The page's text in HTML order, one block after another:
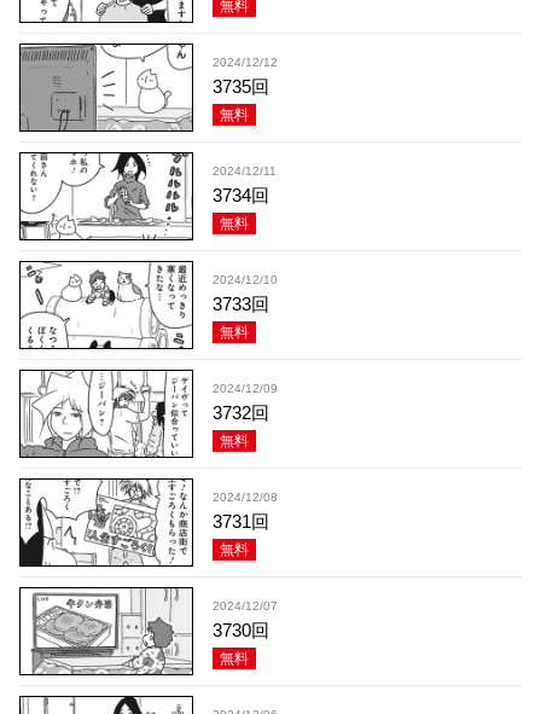
無料
2024/12/12
3735回
無料
2024/12/11
3734回
無料
2024/12/10
3733回
無料
2024/12/09
3732回
無料
2024/12/08
3731回
無料
2024/12/07
3730回
無料